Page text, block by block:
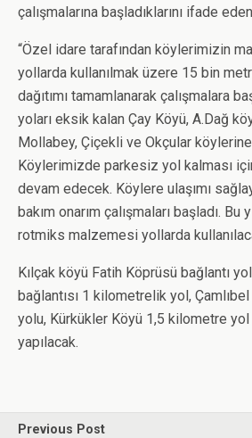
çalışmalarına başladıklarını ifade
“Özel idare tarafından köylerimizin
yollarda kullanılmak üzere 15 bin
dağıtımı tamamlanarak çalışmalara
yoları eksik kalan Çay Köyü, A.Dağ
Mollabey, Çiçekli ve Okçular
Köylerimizde parkesiz yol kalması
devam edecek. Köylere ulaşımı
bakım onarım çalışmaları başladı. Bu
rotmiks malzemesi yollarda
Kılçak köyü Fatih Köprüsü bağlantı
bağlantısı 1 kilometrelik yol,
yolu, Kürkükler Köyü 1,5 kilometre yol
yapılacak.
Previous Post